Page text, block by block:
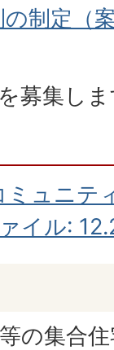
制定（
募集し
ュニテ
イル:
の集合